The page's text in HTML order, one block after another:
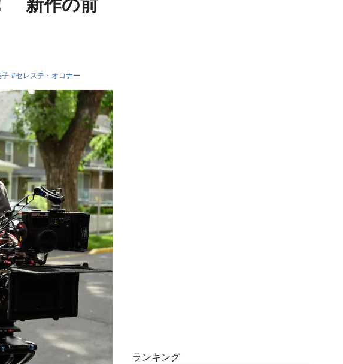
子 セレステ・オコナー
ランキング